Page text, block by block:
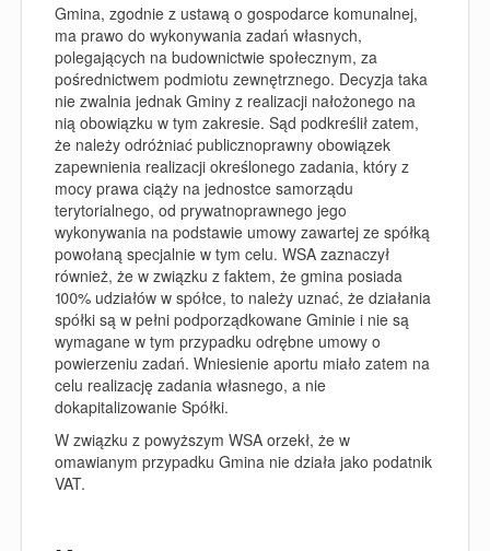
Gmina, zgodnie z ustawą o gospodarce komunalnej,
ma prawo do wykonywania zadań własnych,
polegających na budownictwie społecznym, za
pośrednictwem podmiotu zewnętrznego. Decyzja taka
nie zwalnia jednak Gminy z realizacji nałożonego na
nią obowiązku w tym zakresie. Sąd podkreślił zatem,
że należy odróżniać publicznoprawny obowiązek
zapewnienia realizacji określonego zadania, który z
mocy prawa ciąży na jednostce samorządu
terytorialnego, od prywatnoprawnego jego
wykonywania na podstawie umowy zawartej ze spółką
powołaną specjalnie w tym celu. WSA zaznaczył
również, że w związku z faktem, że gmina posiada
100% udziałów w spółce, to należy uznać, że działania
spółki są w pełni podporządkowane Gminie i nie są
wymagane w tym przypadku odrębne umowy o
powierzeniu zadań. Wniesienie aportu miało zatem na
celu realizację zadania własnego, a nie
dokapitalizowanie Spółki.
W związku z powyższym WSA orzekł, że w
omawianym przypadku Gmina nie działa jako podatnik
VAT.